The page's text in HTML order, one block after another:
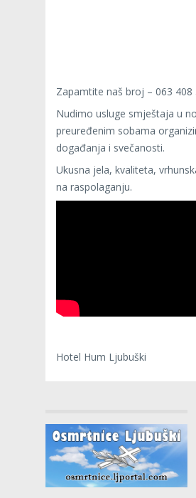
Zapamtite naš broj – 063 408
Nudimo usluge smještaja u
preuređenim sobama
događanja i svečanosti.
Ukusna jela, kvaliteta,
na raspolaganju.
Hotel Hum Ljubuški